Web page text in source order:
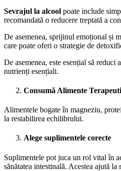
Sevrajul la alcool poate include
recomandată o reducere treptată a
De asemenea, sprijinul emoțional și
care poate oferi o strategie de
De asemenea, este esențial să
nutrienți esențiali.
Consumă Alimente
Alimentele bogate în magneziu,
la restabilirea echilibrului.
Alege suplimentele corecte
Suplimentele pot juca un rol vital în
sănătatea intestinală. Acestea ajută